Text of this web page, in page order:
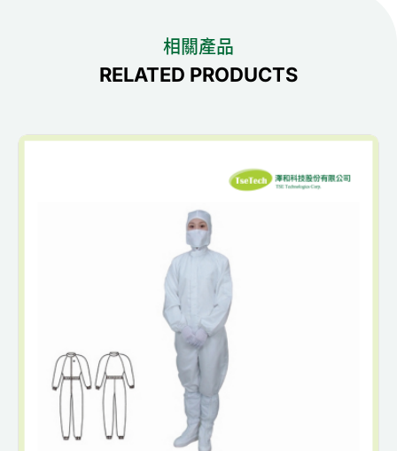
相關產品
RELATED PRODUCTS